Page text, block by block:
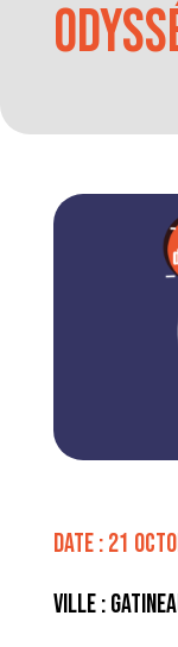
Date : 21
Ville :